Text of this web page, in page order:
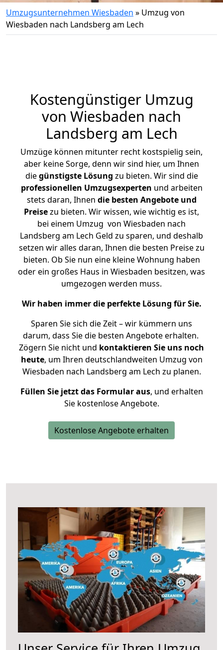
Umzugsunternehmen Wiesbaden » Umzug von
Wiesbaden nach Landsberg am Lech
Kostengünstiger Umzug
von Wiesbaden nach
Landsberg am Lech
Umzüge können mitunter recht kostspielig sein,
aber keine Sorge, denn wir sind hier, um Ihnen
diegünstigste Lösung zu bieten. Wir sind die
professionellen Umzugsexperten und arbeiten
stets daran, Ihnen die besten Angebote und
Preisezu bieten. Wir wissen, wie wichtig es ist,
bei einem Umzug von Wiesbaden nach
Landsberg am Lech Geld zu sparen, und deshalb
setzen wir alles daran, Ihnen die besten Preise zu
bieten. Ob Sie nun eine kleine Wohnung haben
oder ein großes Haus in Wiesbaden besitzen, was
umgezogen werden muss.
Wir haben immer die perfekte Lösung für Sie.
Sparen Sie sich die Zeit – wir kümmern uns
darum, dass Sie die besten Angebote erhalten.
Zögern Sie nicht und kontaktieren Sie uns noch
heute, um Ihren deutschlandweiten Umzug von
Wiesbaden nach Landsberg am Lech zu planen.
Füllen Sie jetzt das Formular aus, und erhalten
Sie kostenlose Angebote.
Kostenlose Angebote erhalten